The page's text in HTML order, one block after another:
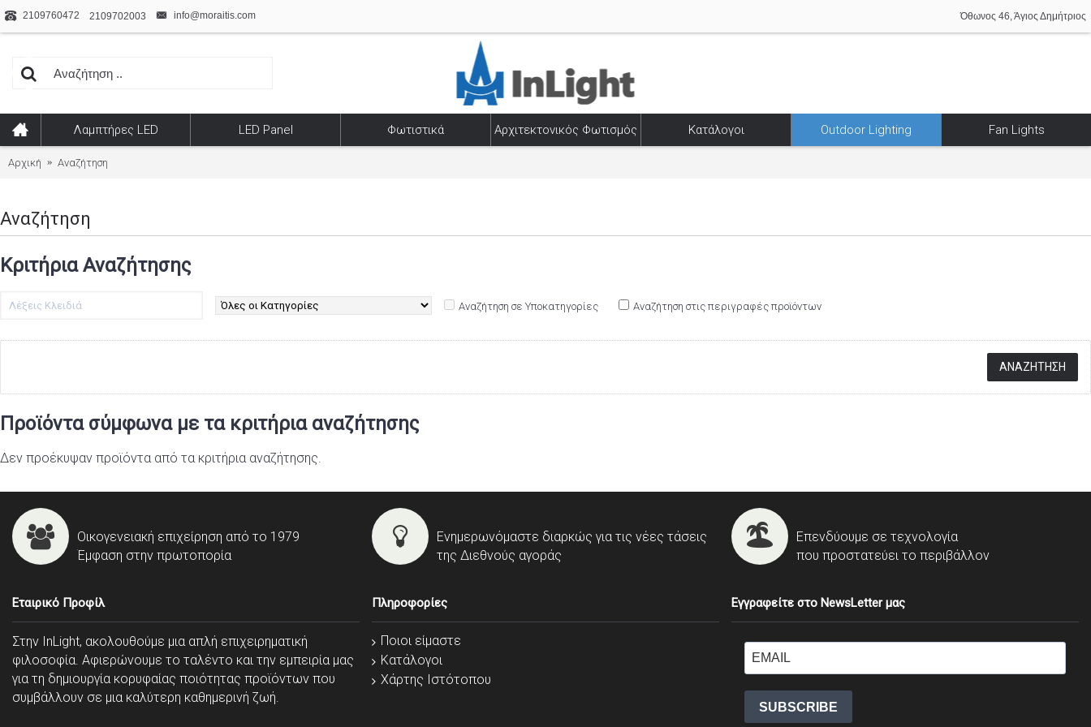
2109760472 2109702003 info@moraitis.com Όθωνος 46, Άγιος Δημήτριος
Λαμπτήρες LED LED Panel Φωτιστικά Αρχιτεκτονικός Φωτισμός Κατάλογοι Outdoor Lighting Fan Lights
Αρχική Αναζήτηση
Αναζήτηση
Κριτήρια Αναζήτησης
Αναζήτηση σε Υποκατηγορίες Αναζήτηση στις περιγραφές προϊόντων
Προϊόντα σύμφωνα με τα κριτήρια αναζήτησης
Δεν προέκυψαν προϊόντα από τα κριτήρια αναζήτησης.
Οικογενειακή επιχείρηση από το 1979
Έμφαση στην πρωτοπορία
Ενημερωνόμαστε διαρκώς για τις νέες τάσεις
της Διεθνούς αγοράς
Επενδύουμε σε τεχνολογία
που προστατεύει το περιβάλλον
Εταιρικό Προφίλ
Στην InLight, ακολουθούμε μια απλή επιχειρηματική
φιλοσοφία. Αφιερώνουμε το ταλέντο και την εμπειρία μας
για τη δημιουργία κορυφαίας ποιότητας προϊόντων που
συμβάλλουν σε μια καλύτερη καθημερινή ζωή.
Πληροφορίες
Ποιοι είμαστε
Κατάλογοι
Χάρτης Ιστότοπου
Εγγραφείτε στο NewsLetter μας
SUBSCRIBE